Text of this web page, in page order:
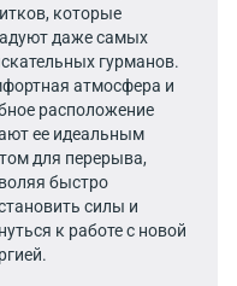
которые
даже самых
гурманов.
атмосфера и
расположение
ее идеальным
для перерыва,
быстро
силы и
к работе с новой